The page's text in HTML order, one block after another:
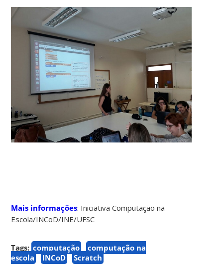
Mais informações: Iniciativa Computação na
Escola/INCoD/INE/UFSC
Tags: computação
computação na
escola
INCoD Scratch